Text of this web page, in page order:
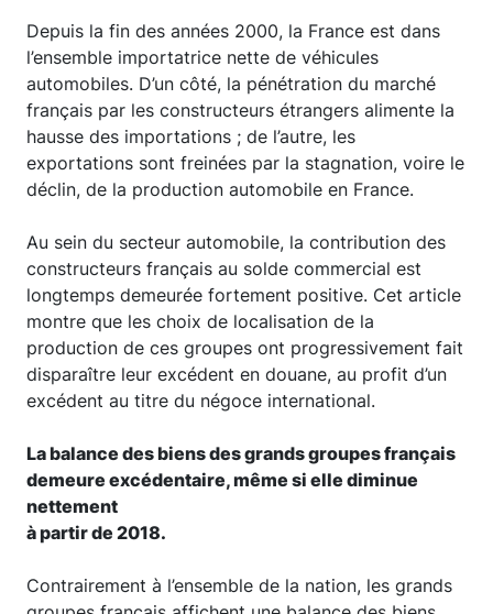
Depuis la fin des années 2000, la France est dans
l’ensemble importatrice nette de véhicules
automobiles. D’un côté, la pénétration du marché
français par les constructeurs étrangers alimente la
hausse des importations ; de l’autre, les
exportations sont freinées par la stagnation, voire le
déclin, de la production automobile en France.
Au sein du secteur automobile, la contribution des
constructeurs français au solde commercial est
longtemps demeurée fortement positive. Cet article
montre que les choix de localisation de la
production de ces groupes ont progressivement fait
disparaître leur excédent en douane, au profit d’un
excédent au titre du négoce international.
La balance des biens des grands groupes français
demeure excédentaire, même si elle diminue
nettement
à partir de 2018.
Contrairement à l’ensemble de la nation, les grands